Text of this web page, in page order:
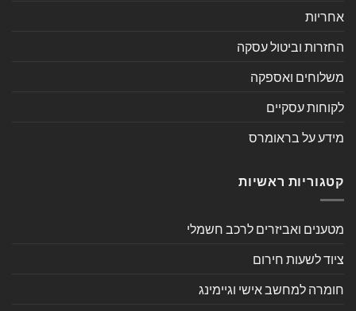
אחריות
החזרות וביטול עסקה
משלוחים ואספקה
לקוחות עסקיים
מידע על בראומרס
קטגוריות ראשיות
מטענים ואביזרים לרכב חשמלי
ציוד לשעות חירום
חומרה למחשב אישי וגיימינג